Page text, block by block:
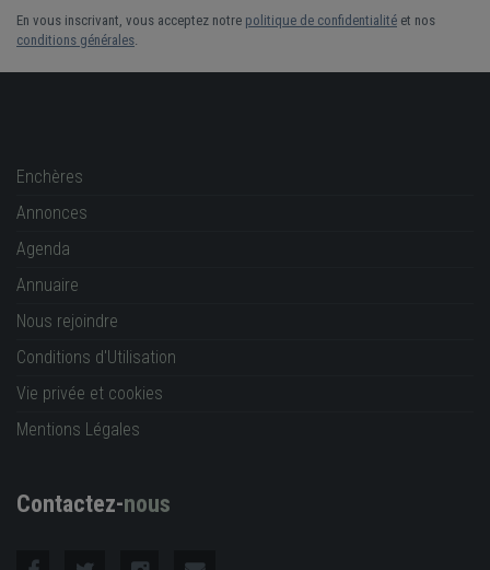
En vous inscrivant, vous acceptez notre politique de confidentialité et nos
conditions générales
Enchères
Annonces
Agenda
Annuaire
Nous rejoindre
Conditions d'Utilisation
Vie privée et cookies
Mentions Légales
Contactez-nous